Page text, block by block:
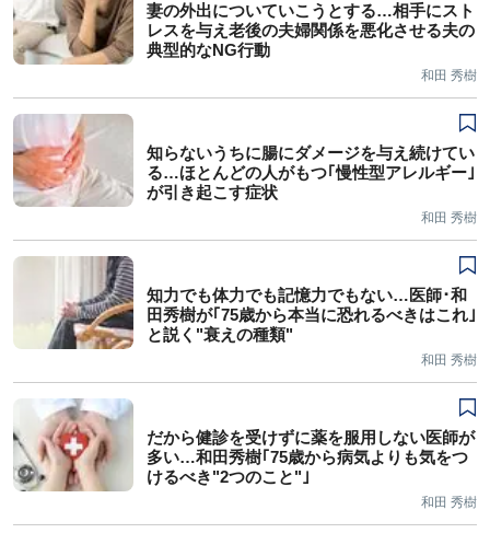
妻の外出についていこうとする…相手にスト
レスを与え老後の夫婦関係を悪化させる夫の
典型的なNG行動
和田 秀樹
知らないうちに腸にダメージを与え続けてい
る…ほとんどの人がもつ｢慢性型アレルギー｣
が引き起こす症状
和田 秀樹
知力でも体力でも記憶力でもない…医師･和
田秀樹が｢75歳から本当に恐れるべきはこれ｣
と説く"衰えの種類"
和田 秀樹
だから健診を受けずに薬を服用しない医師が
多い…和田秀樹｢75歳から病気よりも気をつ
けるべき"2つのこと"｣
和田 秀樹